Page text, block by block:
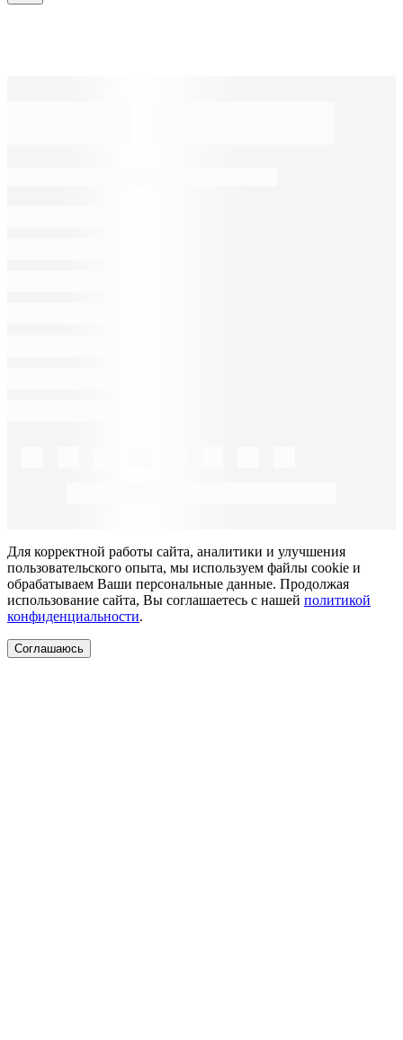
Для корректной работы сайта, аналитики и улучшения
пользовательского опыта, мы используем файлы cookie и
обрабатываем Ваши персональные данные. Продолжая
использование сайта, Вы соглашаетесь с нашей политикой
конфиденциальности.
Соглашаюсь